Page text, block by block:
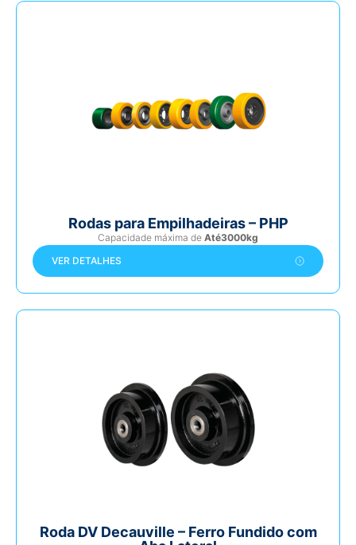
Rodas para Empilhadeiras – PHP
Capacidade máxima de Até3000kg
VER DETALHES
Roda DV Decauville – Ferro Fundido com